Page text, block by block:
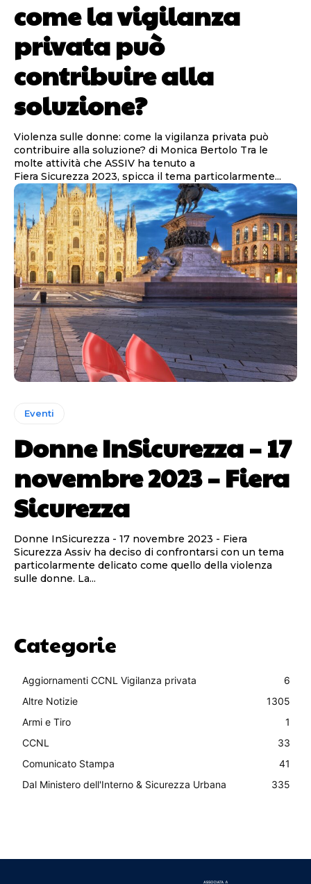
come la vigilanza
privata può
contribuire alla
soluzione?
Violenza sulle donne: come la vigilanza privata può
contribuire alla soluzione? di Monica Bertolo Tra le
molte attività che ASSIV ha tenuto a
Fiera Sicurezza 2023, spicca il tema particolarmente...
Eventi
Donne InSicurezza – 17
novembre 2023 – Fiera
Sicurezza
Donne InSicurezza - 17 novembre 2023 - Fiera
Sicurezza Assiv ha deciso di confrontarsi con un tema
particolarmente delicato come quello della violenza
sulle donne. La...
Categorie
Aggiornamenti CCNL Vigilanza privata
6
Altre Notizie
1305
Armi e Tiro
1
CCNL
33
Comunicato Stampa
41
Dal Ministero dell'Interno & Sicurezza Urbana
335